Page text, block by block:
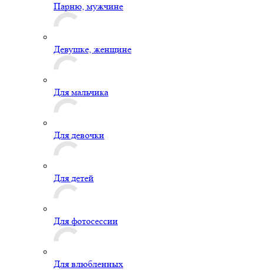
Парню, мужчине
Девушке, женщине
Для мальчика
Для девочки
Для детей
Для фотосессии
Для влюбленных